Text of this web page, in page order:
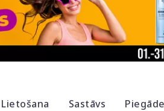
Lietošana Sastāvs Piegāde